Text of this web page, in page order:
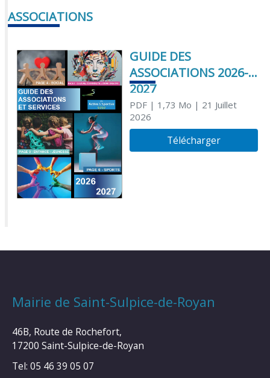
ASSOCIATIONS
GUIDE DES
ASSOCIATIONS 2026-
2027
PDF| 1,73 Mo | 21 Juillet
2026
Télécharger
Mairie de Saint-Sulpice-de-Royan
46B, Route de Rochefort,
17200 Saint-Sulpice-de-Royan
Tel: 05 46 39 05 07